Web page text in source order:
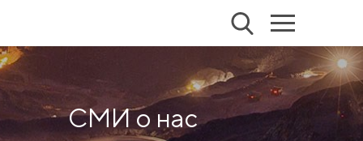
СМИ о нас